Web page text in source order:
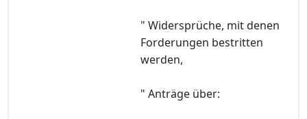
" Widersprüche, mit denen
Forderungen bestritten
werden,
" Anträge über: